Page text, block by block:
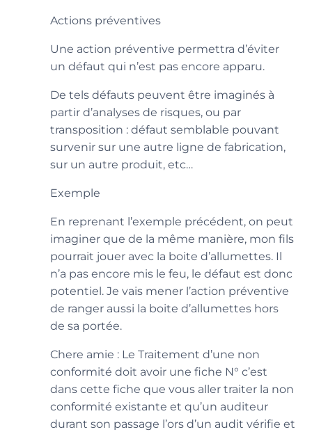
Actions préventives
Une action préventive permettra d’éviter
un défaut qui n’est pas encore apparu.
De tels défauts peuvent être imaginés à
partir d’analyses de risques, ou par
transposition : défaut semblable pouvant
survenir sur une autre ligne de fabrication,
sur un autre produit, etc…
Exemple
En reprenant l’exemple précédent, on peut
imaginer que de la même manière, mon fils
pourrait jouer avec la boite d’allumettes. Il
n’a pas encore mis le feu, le défaut est donc
potentiel. Je vais mener l’action préventive
de ranger aussi la boite d’allumettes hors
de sa portée.
Chere amie : Le Traitement d’une non
conformité doit avoir une fiche N° c’est
dans cette fiche que vous aller traiter la non
conformité existante et qu’un auditeur
durant son passage l’ors d’un audit vérifie et